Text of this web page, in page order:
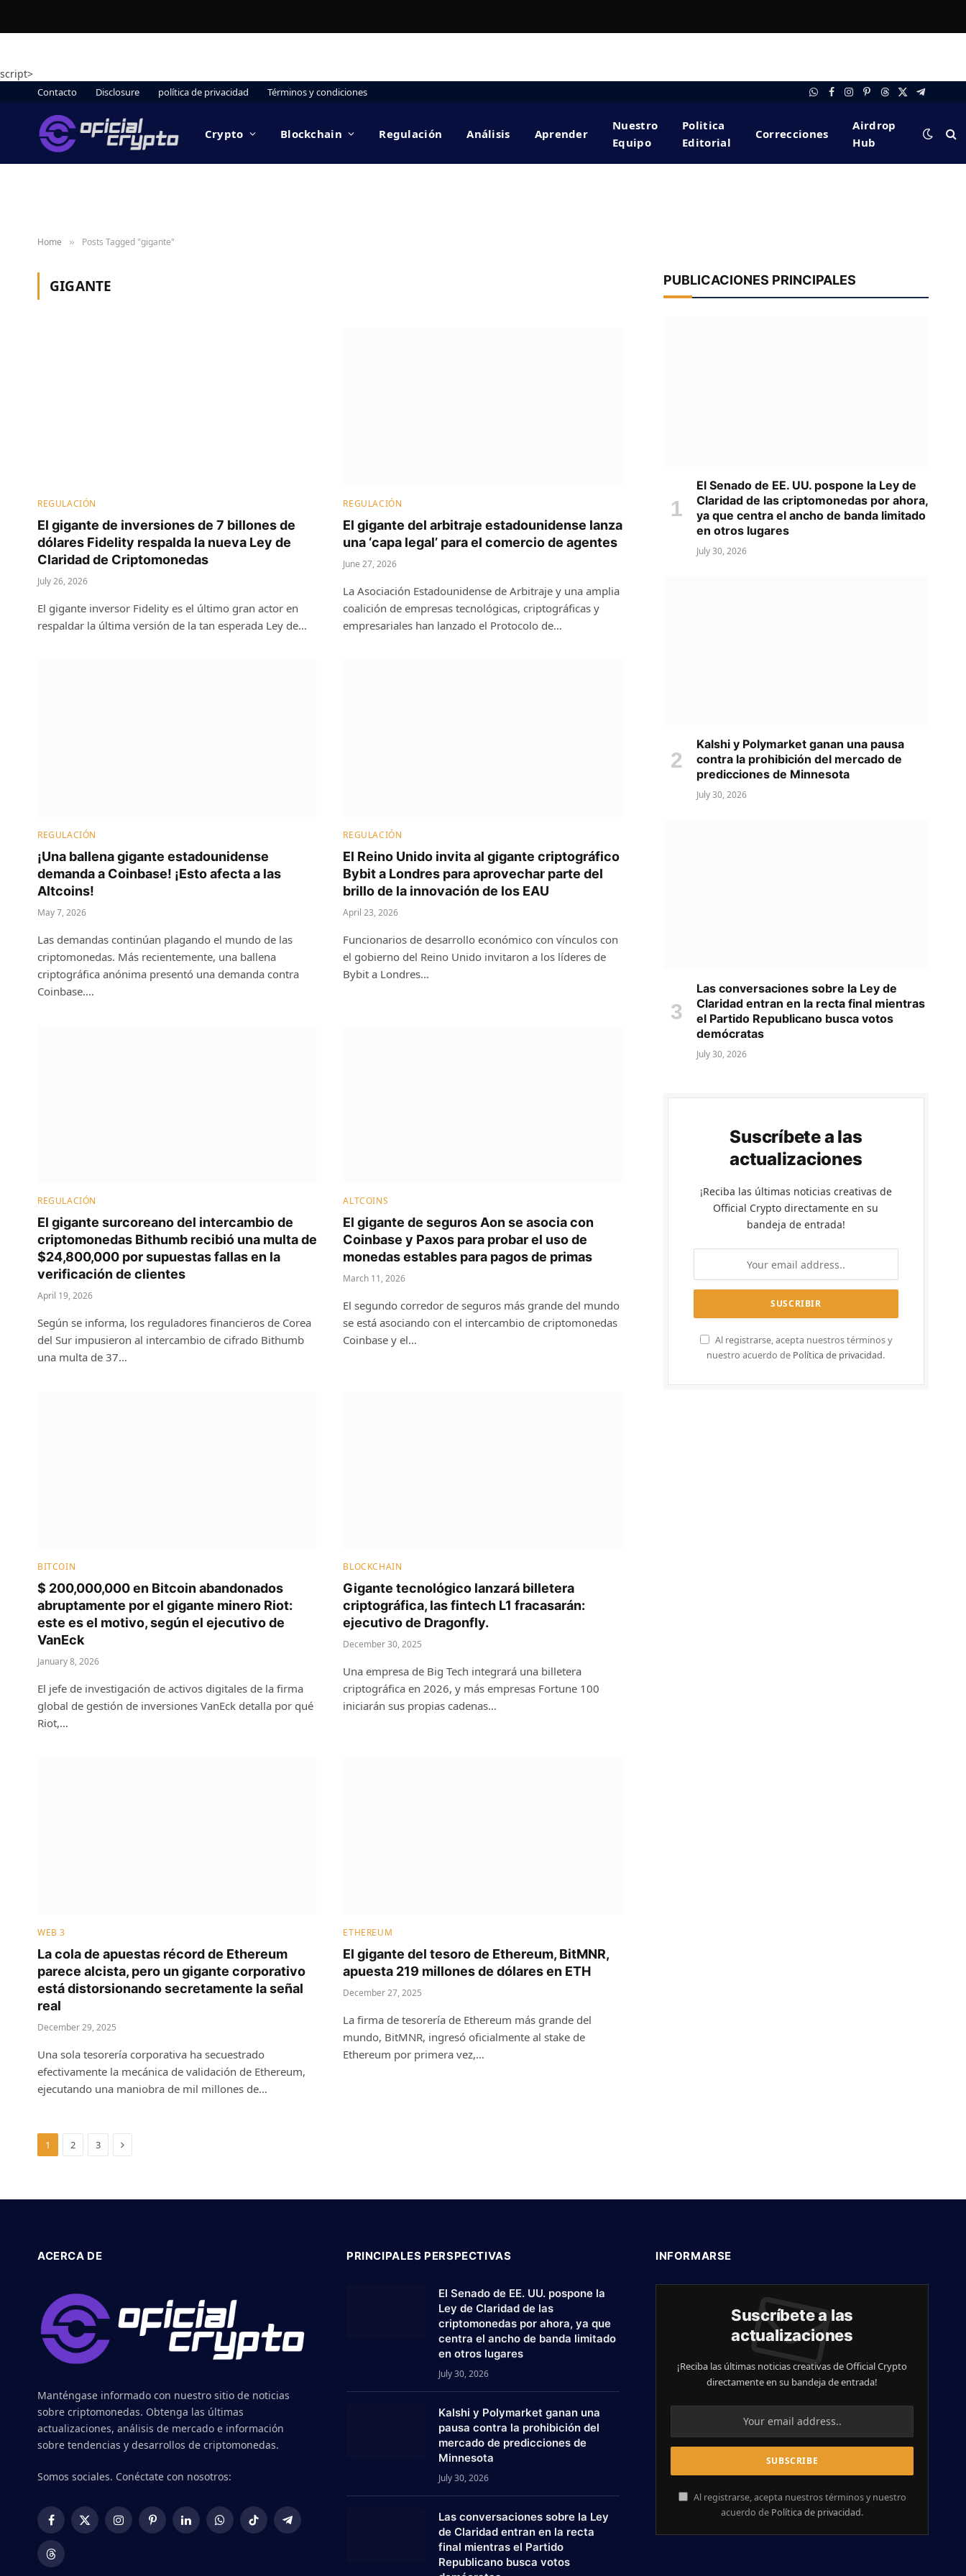
script>
Contacto Disclosure política de privacidad Términos y condiciones WhatsApp
FacebookInstagram
Pinterest
Threads
X
Telegram
Crypto Blockchain Regulación Análisis Aprender
Nuestro
Equipo
Politica
Editorial
Correcciones
Airdrop
Hub
Home » Posts Tagged "gigante"
GIGANTE
REGULACIÓN
El gigante de inversiones de 7 billones de
dólares Fidelity respalda la nueva Ley de
Claridad de Criptomonedas
July 26, 2026
El gigante inversor Fidelity es el último gran actor en
respaldar la última versión de la tan esperada Ley de…
REGULACIÓN
El gigante del arbitraje estadounidense lanza
una ‘capa legal’ para el comercio de agentes
June 27, 2026
La Asociación Estadounidense de Arbitraje y una amplia
coalición de empresas tecnológicas, criptográficas y
empresariales han lanzado el Protocolo de…
REGULACIÓN
¡Una ballena gigante estadounidense
demanda a Coinbase! ¡Esto afecta a las
Altcoins!
May 7, 2026
Las demandas continúan plagando el mundo de las
criptomonedas. Más recientemente, una ballena
criptográfica anónima presentó una demanda contra
Coinbase.…
REGULACIÓN
El Reino Unido invita al gigante criptográfico
Bybit a Londres para aprovechar parte del
brillo de la innovación de los EAU
April 23, 2026
Funcionarios de desarrollo económico con vínculos con
el gobierno del Reino Unido invitaron a los líderes de
Bybit a Londres…
REGULACIÓN
El gigante surcoreano del intercambio de
criptomonedas Bithumb recibió una multa de
$24,800,000 por supuestas fallas en la
verificación de clientes
April 19, 2026
Según se informa, los reguladores financieros de Corea
del Sur impusieron al intercambio de cifrado Bithumb
una multa de 37…
ALTCOINS
El gigante de seguros Aon se asocia con
Coinbase y Paxos para probar el uso de
monedas estables para pagos de primas
March 11, 2026
El segundo corredor de seguros más grande del mundo
se está asociando con el intercambio de criptomonedas
Coinbase y el…
BITCOIN
$ 200,000,000 en Bitcoin abandonados
abruptamente por el gigante minero Riot:
este es el motivo, según el ejecutivo de
VanEck
January 8, 2026
El jefe de investigación de activos digitales de la firma
global de gestión de inversiones VanEck detalla por qué
Riot,…
BLOCKCHAIN
Gigante tecnológico lanzará billetera
criptográfica, las fintech L1 fracasarán:
ejecutivo de Dragonfly.
December 30, 2025
Una empresa de Big Tech integrará una billetera
criptográfica en 2026, y más empresas Fortune 100
iniciarán sus propias cadenas…
WEB 3
La cola de apuestas récord de Ethereum
parece alcista, pero un gigante corporativo
está distorsionando secretamente la señal
real
December 29, 2025
Una sola tesorería corporativa ha secuestrado
efectivamente la mecánica de validación de Ethereum,
ejecutando una maniobra de mil millones de…
ETHEREUM
El gigante del tesoro de Ethereum, BitMNR,
apuesta 219 millones de dólares en ETH
December 27, 2025
La firma de tesorería de Ethereum más grande del
mundo, BitMNR, ingresó oficialmente al stake de
Ethereum por primera vez,…
1 2 3 Next
PUBLICACIONES PRINCIPALES
El Senado de EE. UU. pospone la Ley de
Claridad de las criptomonedas por ahora,
ya que centra el ancho de banda limitado
en otros lugares
July 30, 2026
Kalshi y Polymarket ganan una pausa
contra la prohibición del mercado de
predicciones de Minnesota
July 30, 2026
Las conversaciones sobre la Ley de
Claridad entran en la recta final mientras
el Partido Republicano busca votos
demócratas
July 30, 2026
Suscríbete a las
actualizaciones
¡Reciba las últimas noticias creativas de
Official Crypto directamente en su
bandeja de entrada!
Al registrarse, acepta nuestros términos y
nuestro acuerdo de Política de privacidad.
ACERCA DE
Manténgase informado con nuestro sitio de noticias
sobre criptomonedas. Obtenga las últimas
actualizaciones, análisis de mercado e información
sobre tendencias y desarrollos de criptomonedas.
Somos sociales. Conéctate con nosotros:
Facebook
X
InstagramPinterestLinkedInWhatsApp
TikTok Telegram
Threads
PRINCIPALES PERSPECTIVAS
El Senado de EE. UU. pospone la
Ley de Claridad de las
criptomonedas por ahora, ya que
centra el ancho de banda limitado
en otros lugares
July 30, 2026
Kalshi y Polymarket ganan una
pausa contra la prohibición del
mercado de predicciones de
Minnesota
July 30, 2026
Las conversaciones sobre la Ley
de Claridad entran en la recta
final mientras el Partido
Republicano busca votos
INFORMARSE
Suscríbete a las
actualizaciones
¡Reciba las últimas noticias creativas de Official Crypto
directamente en su bandeja de entrada!
Al registrarse, acepta nuestros términos y nuestro
acuerdo de Política de privacidad.